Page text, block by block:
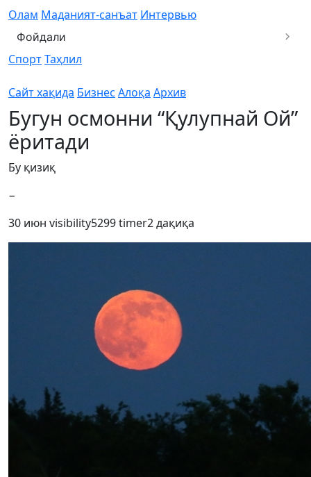
Олам Маданият-санъат Интервью
Фойдали
СпортТаҳлил
Сайт хақида Бизнес Алоқа Архив
Бугун осмонни “Қулупнай Ой”
ёритади
Бу қизиқ
−
30 июн visibility5299timer2 дақиқа